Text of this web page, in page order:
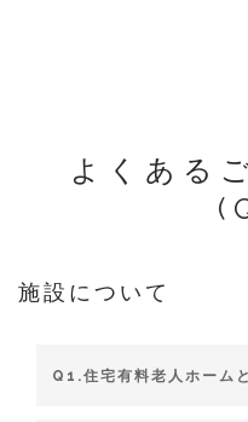
よくある
施設について
Q1.住宅有料老人ホーム